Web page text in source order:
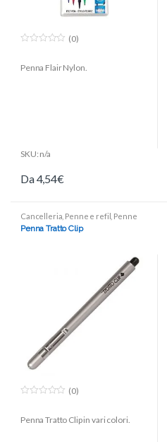
u
(0)
Penna Flair Nylon.
SKU: n/a
Da4,54€
Cancelleria Penne e refil Penne
punta in fibra
Penna Tratto Clip
u
(0)
Penna Tratto Clip in vari colori.